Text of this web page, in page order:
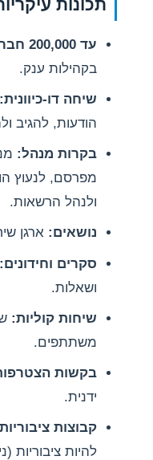
תכונות
עד 200,000 חברים:
בקהילות ענק.
שיחה דו-כיוונית:
הודעות, להגיב
בקרות מנהל:
מפרסם, לנעוץ
ולנהל הרשאות.
נושאים: ארגן
סקרים וחידונים:
ושאלות.
שיחות קוליות:
משתתפים.
בקשות
ידנית.
קבוצות
להיות ציבוריות